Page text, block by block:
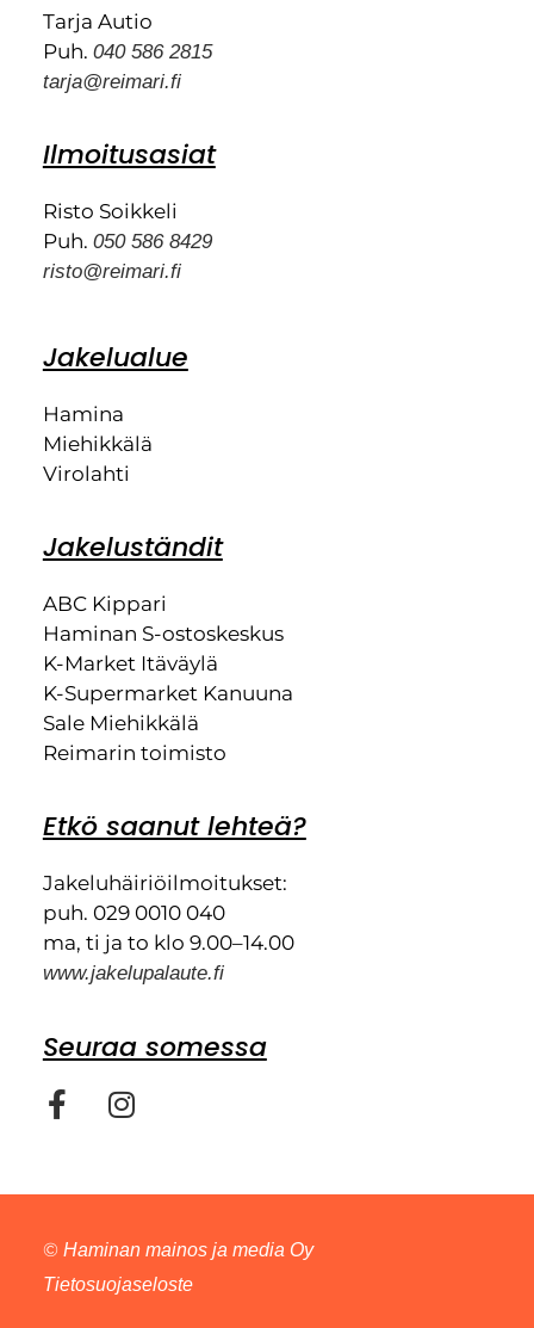
Tarja Autio
Puh. 040 586 2815
tarja@reimari.fi
Ilmoitusasiat
Risto Soikkeli
Puh. 050 586 8429
risto@reimari.fi
Jakelualue
Hamina
Miehikkälä
Virolahti
Jakeluständit
ABC Kippari
Haminan S-ostoskeskus
K-Market Itäväylä
K-Supermarket Kanuuna
Sale Miehikkälä
Reimarin toimisto
Etkö saanut lehteä?
Jakeluhäiriöilmoitukset:
puh. 029 0010 040
ma, ti ja to klo 9.00–14.00
www.jakelupalaute.fi
Seuraa somessa
© Haminan mainos ja media Oy
Tietosuojaseloste